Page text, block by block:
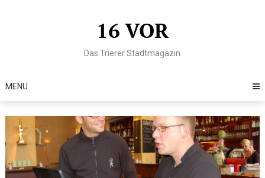
16 VOR
Das Trierer Stadtmagazin
MENU